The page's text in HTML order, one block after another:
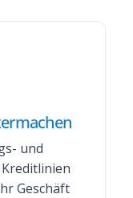
und
Geschäft